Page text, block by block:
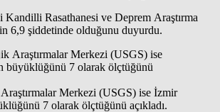
Rasathanesi ve Deprem Araştırma
6,9 şiddetinde olduğunu duyurdu.
Merkezi (USGS) ise İzmir
7 olarak ölçtüğünü açıkladı.